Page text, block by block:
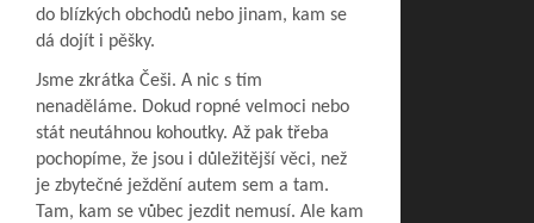
do blízkých obchodů nebo jinam, kam se
dá dojít i pěšky.
Jsme zkrátka Češi. A nic s tím
nenaděláme. Dokud ropné velmoci nebo
stát neutáhnou kohoutky. Až pak třeba
pochopíme, že jsou i důležitější věci, než
je zbytečné ježdění autem sem a tam.
Tam, kam se vůbec jezdit nemusí. Ale kam